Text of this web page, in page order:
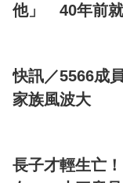
他」 40年前就
快訊／5566成
家族風波大
長子才輕生亡